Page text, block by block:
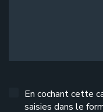
En cochant cette
saisies dans le